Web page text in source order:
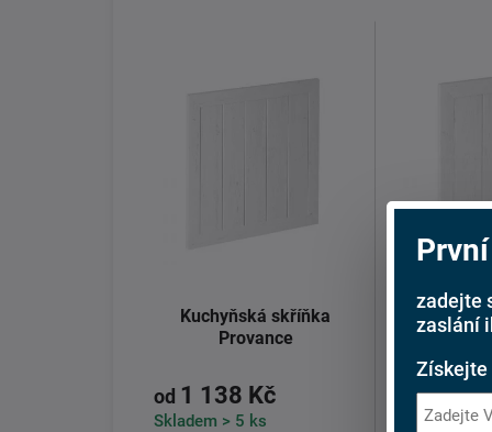
Kuchyňská skříňka
Provance
od 1 138 Kč
Skladem > 5 ks
od980
Skladem > 5
zadejte
zaslání
Získejte